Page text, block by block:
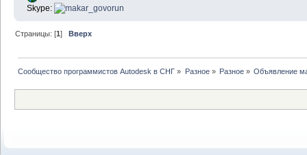
Skype:
Страницы: [1] Вверх
Сообщество программистов Autodesk в СНГ » Разное» Разное» Объявление